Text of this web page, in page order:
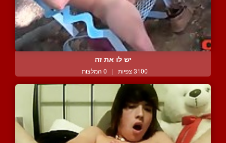
יש לו את זה
3100 צפיות | 0 המלצות